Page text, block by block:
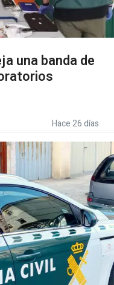
una banda de
Hace 26 días